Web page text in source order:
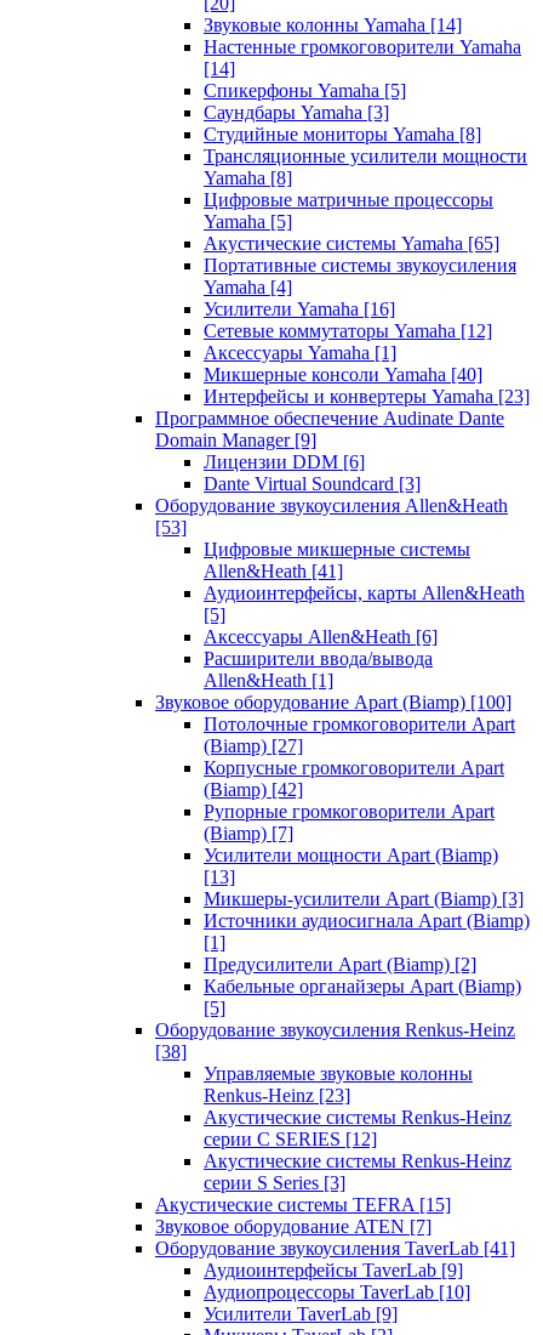
Звуковые колонны Yamaha [14]
Настенные громкоговорители Yamaha
[14]
Спикерфоны Yamaha [5]
Саундбары Yamaha [3]
Студийные мониторы Yamaha [8]
Трансляционные усилители мощности
Yamaha [8]
Цифровые матричные процессоры
Yamaha [5]
Акустические системы Yamaha [65]
Портативные системы звукоусиления
Yamaha [4]
Усилители Yamaha [16]
Сетевые коммутаторы Yamaha [12]
Аксессуары Yamaha [1]
Микшерные консоли Yamaha [40]
Интерфейсы и конвертеры Yamaha [23]
Программное обеспечение Audinate Dante
Domain Manager [9]
Лицензии DDM [6]
Dante Virtual Soundcard [3]
Оборудование звукоусиления Allen&Heath
[53]
Цифровые микшерные системы
Allen&Heath [41]
Аудиоинтерфейсы, карты Allen&Heath
[5]
Аксессуары Allen&Heath [6]
Расширители ввода/вывода
Allen&Heath [1]
Звуковое оборудование Apart (Biamp) [100]
Потолочные громкоговорители Apart
(Biamp) [27]
Корпусные громкоговорители Apart
(Biamp) [42]
Рупорные громкоговорители Apart
(Biamp) [7]
Усилители мощности Apart (Biamp)
[13]
Микшеры-усилители Apart (Biamp) [3]
Источники аудиосигнала Apart (Biamp)
[1]
Предусилители Apart (Biamp) [2]
Кабельные органайзеры Apart (Biamp)
[5]
Оборудование звукоусиления Renkus-Heinz
[38]
Управляемые звуковые колонны
Renkus-Heinz [23]
Акустические системы Renkus-Heinz
серии C SERIES [12]
Акустические системы Renkus-Heinz
серии S Series [3]
Акустические системы TEFRA [15]
Звуковое оборудование ATEN [7]
Оборудование звукоусиления TaverLab [41]
Аудиоинтерфейсы TaverLab [9]
Аудиопроцессоры TaverLab [10]
Усилители TaverLab [9]